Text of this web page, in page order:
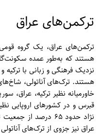
ترکمن‌‌های عراق
ترکمن‌‌های عراق، یک گروه
هستند که به‌طور عمده
نزدیک فرهنگی و زبانی با ترکیه
هستند. ترک‌‌های آناتولی،
خاورمیانه نظیر ترکیه، عراق،
قبرس و در کشور‌های اروپایی
نژاد حدود ۶۵ درصد
عراق نیز جزوی از ترک‌‌های